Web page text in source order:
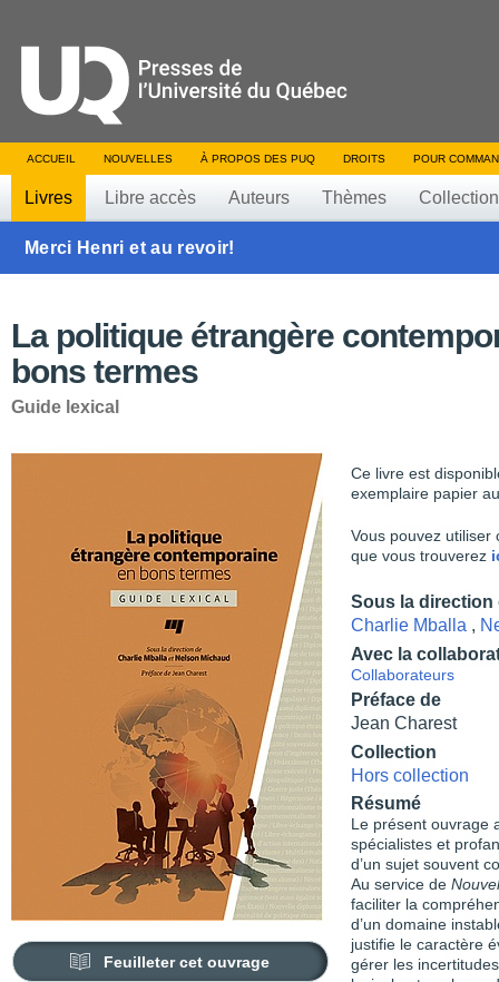
ACCUEIL NOUVELLES À PROPOS DES PUQ DROITS POUR
Livres Libre accès Auteurs Thèmes
Merci Henri et au revoir!
La politique étrangère
bons termes
Guide lexical
Feuilleter cet ouvrage
Ce livre est
exemplaire papier
Vous pouvez
que vous trouverez
Sous la direction
Charlie Mballa ,
Avec la
Collaborateurs
Préface de
Jean Charest
Collection
Hors collection
Résumé
Le présent ouvrage
spécialistes et
d’un sujet souvent
Au service de
faciliter la
d’un domaine
justifie le caractère
gérer les